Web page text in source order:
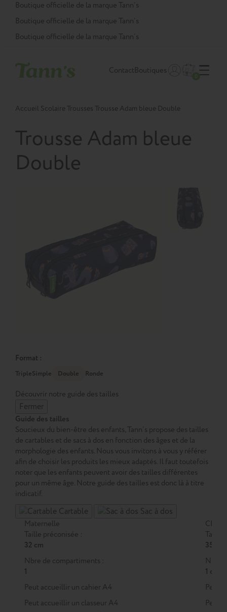
Panneau de gestion des cookies
Boutique officielle de la marque Tann’s
Boutique officielle de la marque Tann’s
Boutique officielle de la marque Tann’s
ContactBoutiques
Accueil Scolaire Trousses Trousse Adam bleue Double
Trousse Adam bleue
Double
Format :
TripleSimple Double Ronde
Découvrir notre guide des tailles
Fermer
Guide des tailles
Soucieux du bien-être des enfants, Tann’s propose des tailles
de cartables et de sacs à dos en fonction des âges et de la
morphologie des enfants. Nous vous invitons à vous y référer
afin de choisir les produits les mieux adaptés. Il faut toutefois
noter que les enfants peuvent avoir des tailles différentes
pour un même âge. Notre guide des tailles est donc là à titre
indicatif.
Cartable Sac à dos
Maternelle
Taille préconisée :
32 cm
Nbre de compartiments :
1
Peut accueillir un cahier A4
Peut accueillir un classeur A4
CP
Taille
35 cm
Nbre
1 ou 2
Peut
Peut